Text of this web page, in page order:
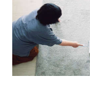
いぬ部